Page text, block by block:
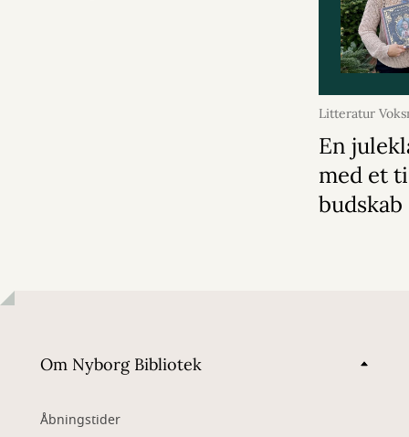
Litteratur
december
En
med et
budskab
Om Nyborg Bibliotek
Åbningstider